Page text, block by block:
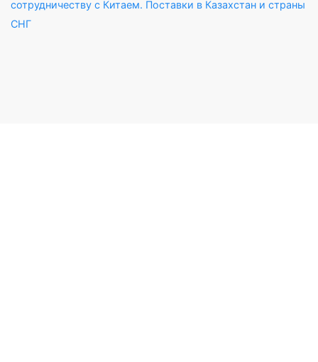
сотрудничеству с Китаем. Поставки в Казахстан и страны
СНГ